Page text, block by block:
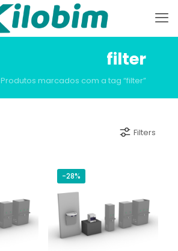
filter
Produtos marcados com a tag “filter”
Filters
-28%